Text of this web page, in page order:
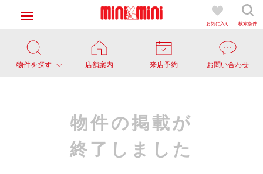
お気に入り 検索条件
物件を探す 店舗案内 来店予約 お問い合わせ
物件の掲載が
終了しました